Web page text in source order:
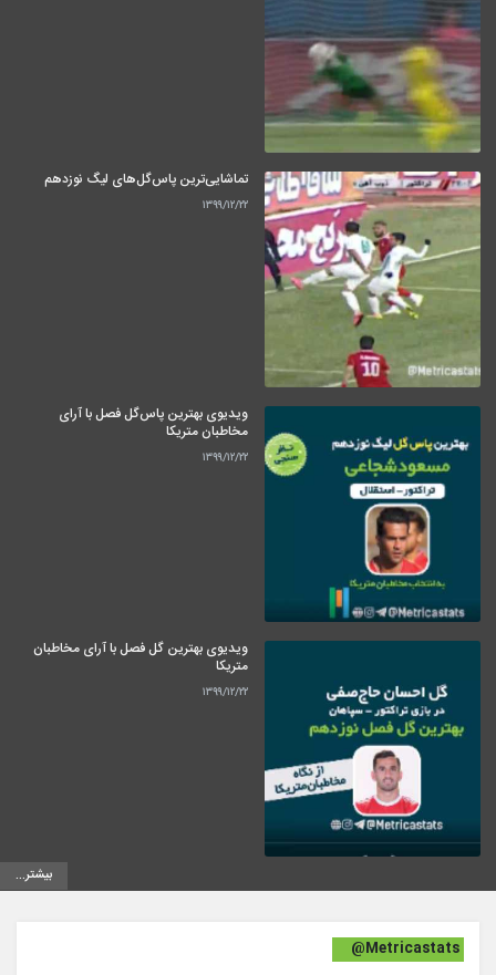
تماشایی‌ترین پاس‌گل‌های لیگ نوزدهم
۱۳۹۹/۱۲/۲۲
ویدیوی بهترین پاس‌گل فصل با آرای
مخاطبان متریکا
۱۳۹۹/۱۲/۲۲
ویدیوی بهترین گل فصل با آرای مخاطبان
متریکا
۱۳۹۹/۱۲/۲۲
بیشتر...
@Metricastats